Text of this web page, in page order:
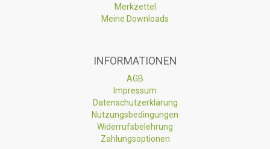
Merkzettel
Meine Downloads
INFORMATIONEN
AGB
Impressum
Datenschutzerklärung
Nutzungsbedingungen
Widerrufsbelehrung
Zahlungsoptionen